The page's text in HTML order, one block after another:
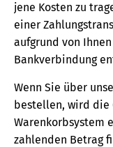
jene Kosten zu
einer
aufgrund von
Bankverbindung
Wenn Sie über
bestellen, wird die
Warenkorbsystem
zahlenden Betrag